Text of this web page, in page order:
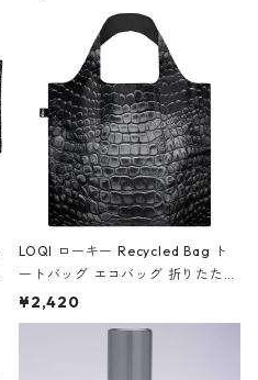
Black ジャン=ミッシェル・バスキ
ア/クラウン ブラック
LOQI ローキー Recycled Bag ト
ートバッグ エコバッグ 折りたたみ
大きめ 撥水加工 収納ポーチ CRO
CODILE/Black クロコダイル/ブラ
¥2,420